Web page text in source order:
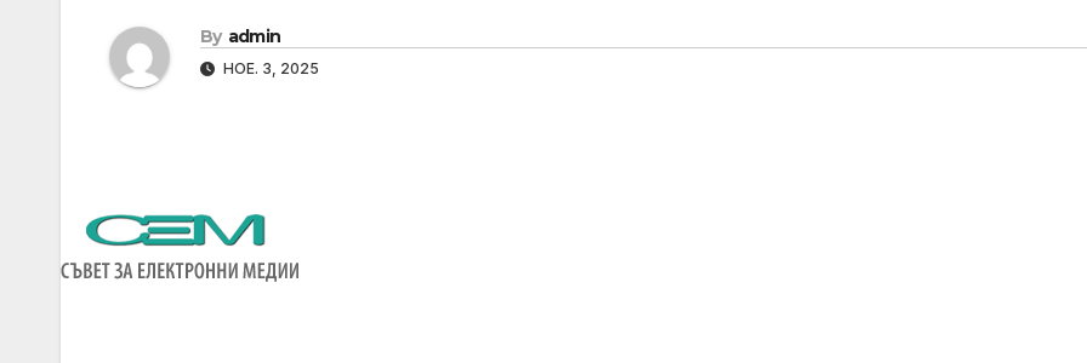
By admin
НОЕ. 3, 2025